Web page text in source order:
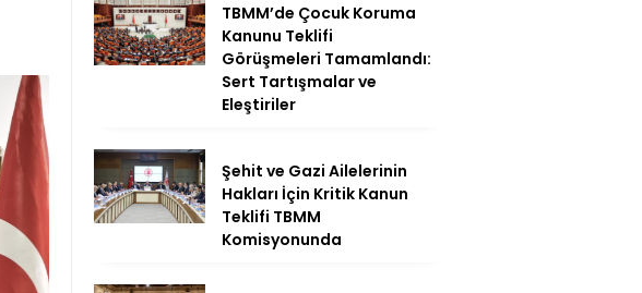
TBMM’de Çocuk Koruma
Kanunu Teklifi
Görüşmeleri Tamamlandı:
Sert Tartışmalar ve
Eleştiriler
Şehit ve Gazi Ailelerinin
Hakları İçin Kritik Kanun
Teklifi TBMM
Komisyonunda